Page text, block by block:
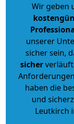
Wir geben
unserer
sicher sein,
sicher
haben die
und
Leutkirch